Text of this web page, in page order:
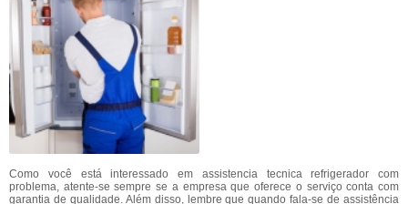
Como você está interessado em assistencia tecnica refrigerador com
problema, atente-se sempre se a empresa que oferece o serviço conta com
garantia de qualidade. Além disso, lembre que quando fala-se de assistência